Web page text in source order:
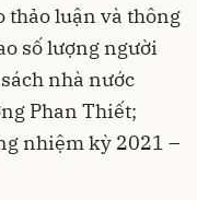
thảo luận và thông
số lượng người
nhà nước
Phan Thiết;
nhiệm kỳ 2021 –